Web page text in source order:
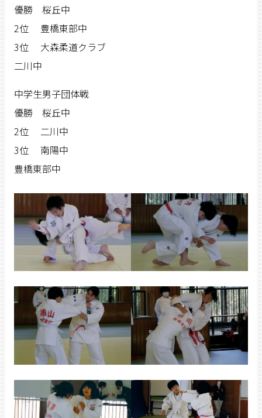
優勝 桜丘中
2位 豊橋東部中
3位 大森柔道クラブ
二川中
中学生男子団体戦
優勝 桜丘中
2位 二川中
3位 南陽中
豊橋東部中